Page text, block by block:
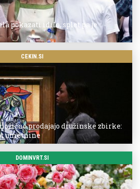
pokazati idilo, splet pa je
CEKIN.SI
prodajajo družinske zbirke:
umetnine
DOMINVRT.SI